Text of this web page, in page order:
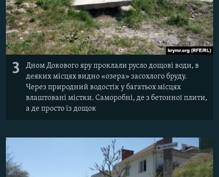
3
Дном Докового яру проклали русло дощові води, в
деяких місцях видно «озера» засохлого бруду.
Через природний водостік у багатьох місцях
влаштовані містки. Саморобні, де з бетонної плити,
а де просто із дощок